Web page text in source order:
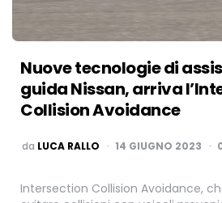
Nuove tecnologie di
guida Nissan, arriva
Collision Avoidance
PUBBLICATO
da LUCA RALLO 14 GIUGNO 2023
Intersection Collision Avoidance,